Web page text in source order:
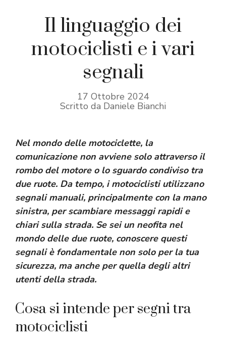
Il linguaggio dei
motociclisti e i vari
segnali
17 Ottobre 2024
Scritto da Daniele Bianchi
Nel mondo delle motociclette, la
comunicazione non avviene solo attraverso il
rombo del motore o lo sguardo condiviso tra
due ruote. Da tempo, i motociclisti utilizzano
segnali manuali, principalmente con la mano
sinistra, per scambiare messaggi rapidi e
chiari sulla strada. Se sei un neofita nel
mondo delle due ruote, conoscere questi
segnali è fondamentale non solo per la tua
sicurezza, ma anche per quella degli altri
utenti della strada.
Cosa si intende per segni tra
motociclisti